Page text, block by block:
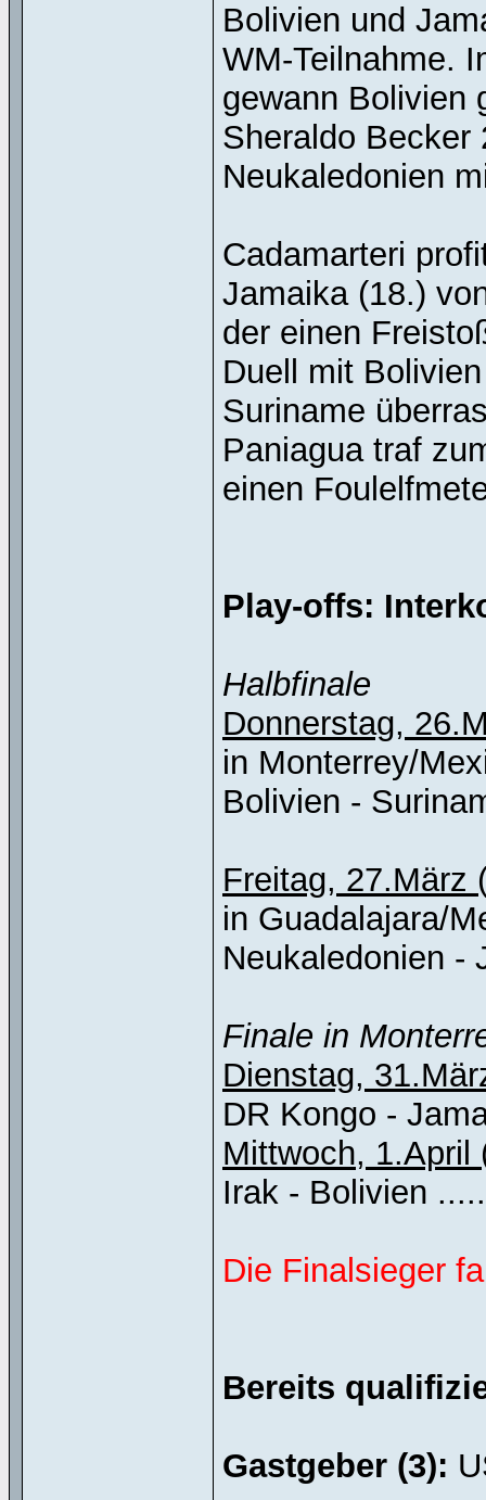
Bolivien und
WM-Teilnahme.
gewann Bolivien
Sheraldo Becker
Neukaledonien
Cadamarteri
Jamaika (18.)
der einen
Duell mit
Suriname
Paniagua traf
einen
Play-offs:
Halbfinale
Donnerstag,
in Monterrey/
Bolivien -
Freitag, 27.März
in Guadalajara/
Neukaledonien -
Finale in
Dienstag,
DR Kongo -
Mittwoch, 1.April
Irak - Bolivien
Die Finalsieger
Bereits
Gastgeber (3):